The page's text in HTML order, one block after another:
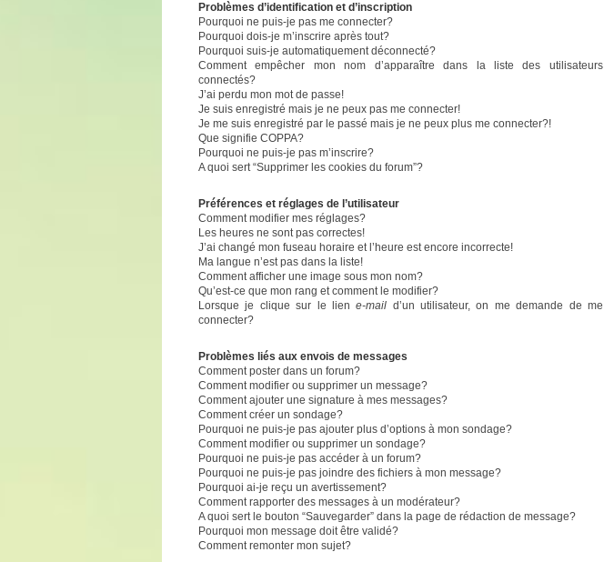
Problèmes d’identification et d’inscription
Pourquoi ne puis-je pas me connecter?
Pourquoi dois-je m’inscrire après tout?
Pourquoi suis-je automatiquement déconnecté?
Comment empêcher mon nom d’apparaître dans la liste des utilisateurs
connectés?
J’ai perdu mon mot de passe!
Je suis enregistré mais je ne peux pas me connecter!
Je me suis enregistré par le passé mais je ne peux plus me connecter?!
Que signifie COPPA?
Pourquoi ne puis-je pas m’inscrire?
A quoi sert “Supprimer les cookies du forum”?
Préférences et réglages de l’utilisateur
Comment modifier mes réglages?
Les heures ne sont pas correctes!
J’ai changé mon fuseau horaire et l’heure est encore incorrecte!
Ma langue n’est pas dans la liste!
Comment afficher une image sous mon nom?
Qu’est-ce que mon rang et comment le modifier?
Lorsque je clique sur le liene-mail d’un utilisateur, on me demande de me
connecter?
Problèmes liés aux envois de messages
Comment poster dans un forum?
Comment modifier ou supprimer un message?
Comment ajouter une signature à mes messages?
Comment créer un sondage?
Pourquoi ne puis-je pas ajouter plus d’options à mon sondage?
Comment modifier ou supprimer un sondage?
Pourquoi ne puis-je pas accéder à un forum?
Pourquoi ne puis-je pas joindre des fichiers à mon message?
Pourquoi ai-je reçu un avertissement?
Comment rapporter des messages à un modérateur?
A quoi sert le bouton “Sauvegarder” dans la page de rédaction de message?
Pourquoi mon message doit être validé?
Comment remonter mon sujet?